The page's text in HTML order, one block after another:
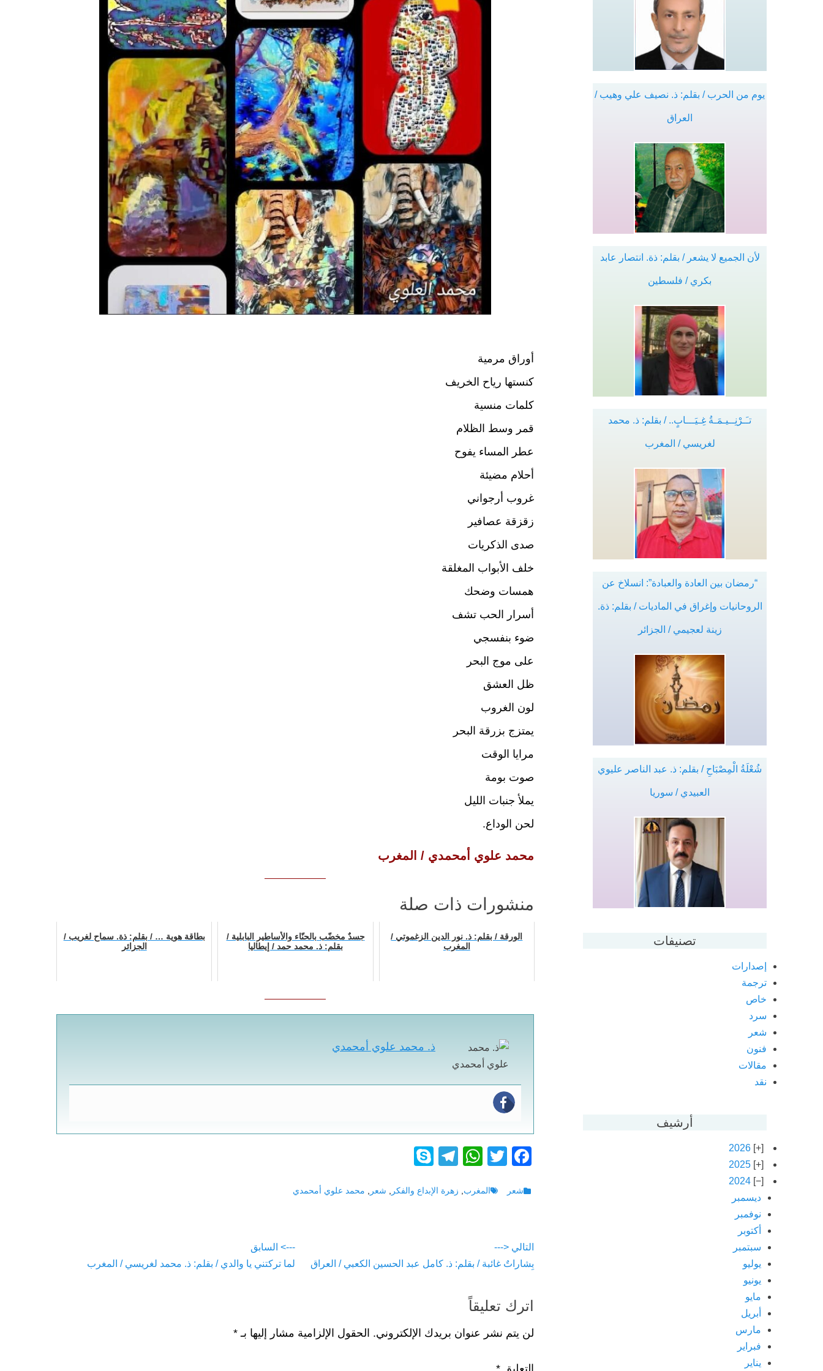
أوراق مرمية
كنستها رياح الخريف
كلمات منسية
قمر وسط الظلام
عطر المساء يفوح
أحلام مضيئة
غروب أرجواني
زقزقة عصافير
صدى الذكريات
خلف الأبواب المغلقة
همسات وضحك
أسرار الحب تشف
ضوء بنفسجي
على موج البحر
ظل العشق
لون الغروب
يمتزج بزرقة البحر
مرايا الوقت
صوت بومة
يملأ جنبات الليل
لحن الوداع.
محمد علوي أمحمدي / المغرب
منشورات ذات صلة
الورقة / بقلم: ذ. نور الدين الزغموتي /
المغرب
جسدٌ مخضّب بالحنّاء والأساطير البابلية /
بقلم: ذ. محمد حمد / إيطاليا
بطاقة هوية … / بقلم: ذة. سماح لغريب /
الجزائر
ذ. محمد علوي أمحمدي
F
c
o
o
T
tt
W
at
p
T
e
m
p
Categories
شعر Tagsالمغرب زهرة الإبداع والفكر شعر محمد علوي أمحمدي
تصفّح
المقالات
---> السابق
Previous
لما تركتني يا والدي / بقلم: ذ. محمد لغريسي / المغرب
التالي <---
Next
بِشاراتٌ غائبة / بقلم: ذ. كامل عبد الحسين الكعبي / العراق
اترك تعليقاً
لن يتم نشر عنوان بريدك الإلكتروني. الحقول الإلزامية مشار إليها بـ *
التعليق *
يوم من الحرب / بقلم: ذ. نصيف علي وهيب /
العراق
لأن الجميع لا يشعر / بقلم: ذة. انتصار عابد
بكري / فلسطين
تـَـرْنِــيـمَـةُ غِـيَـــابٍ.. / بقلم: ذ. محمد
لغريسي / المغرب
“رمضان بين العادة والعبادة”: انسلاخ عن
الروحانيات وإغراق في الماديات / بقلم: ذة.
زينة لعجيمي / الجزائر
شُعْلَةُ الْمِصْبَاحِ / بقلم: ذ. عبد الناصر عليوي
العبيدي / سوريا
تصنيفات
إصدارات
ترجمة
خاص
سرد
شعر
فنون
مقالات
نقد
أرشيف
2026
2025
2024
ديسمبر
نوفمبر
أكتوبر
سبتمبر
يوليو
يونيو
مايو
أبريل
مارس
فبراير
يناير